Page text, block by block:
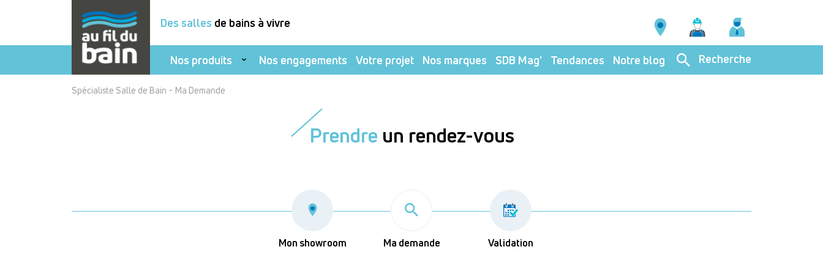
Des salles de bains à vivre
Nos produits Nos engagements Votre projet Nos marques SDB Mag' Tendances Notre blog Recherche
Spécialiste Salle de Bain - Ma Demande
Prendre un rendez-vous
Mon showroom Ma demande Validation